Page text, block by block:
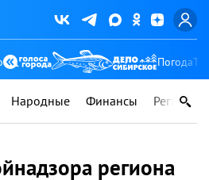
Погода
Народные Финансы Регионы
региона